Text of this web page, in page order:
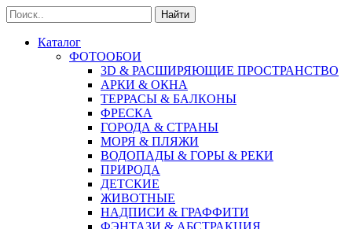
Найти
Каталог
ФОТООБОИ
3D & РАСШИРЯЮЩИЕ ПРОСТРАНСТВО
АРКИ & ОКНА
ТЕРРАСЫ & БАЛКОНЫ
ФРЕСКА
ГОРОДА & СТРАНЫ
МОРЯ & ПЛЯЖИ
ВОДОПАДЫ & ГОРЫ & РЕКИ
ПРИРОДА
ДЕТСКИЕ
ЖИВОТНЫЕ
НАДПИСИ & ГРАФФИТИ
ФЭНТАЗИ & АБСТРАКЦИЯ